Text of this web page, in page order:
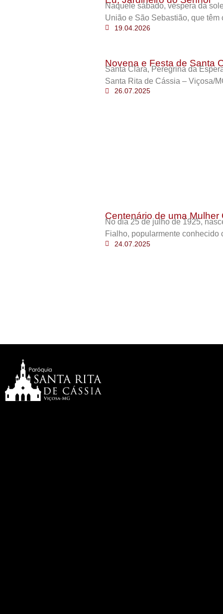
Naquele sábado, véspera da
União e São Sebastião, que têm
19.04.2026
Novena e Festa de Santa
Santa Clara, Peregrina da
Santa Rita de Cássia – Viçosa/
26.07.2025
Centenário de uma Mulher
No dia 25 de julho de 1925,
Fialho, popularmente conhecido
24.07.2025